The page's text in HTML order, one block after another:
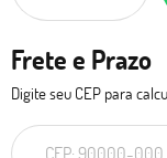
Frete e Prazo
Digite seu CEP para